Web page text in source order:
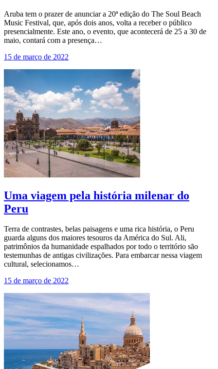
Aruba tem o prazer de anunciar a 20ª edição do The Soul Beach
Music Festival, que, após dois anos, volta a receber o público
presencialmente. Este ano, o evento, que acontecerá de 25 a 30 de
maio, contará com a presença…
15 de março de 2022
Uma viagem pela história milenar do
Peru
Terra de contrastes, belas paisagens e uma rica história, o Peru
guarda alguns dos maiores tesouros da América do Sul. Ali,
patrimônios da humanidade espalhados por todo o território são
testemunhas de antigas civilizações. Para embarcar nessa viagem
cultural, selecionamos…
15 de março de 2022